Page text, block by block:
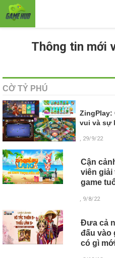
Thông tin mới
CỜ TỶ PHÚ
ZingPlay:
vui và sự
, 29/9/22
Cận
viên giải
game
, 9/8/22
Đưa cả
đấu vào
có gì